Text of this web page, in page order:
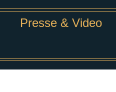
Presse & Video